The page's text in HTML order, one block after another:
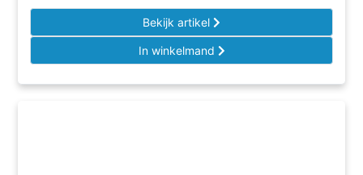
Bekijk artikel
In winkelmand